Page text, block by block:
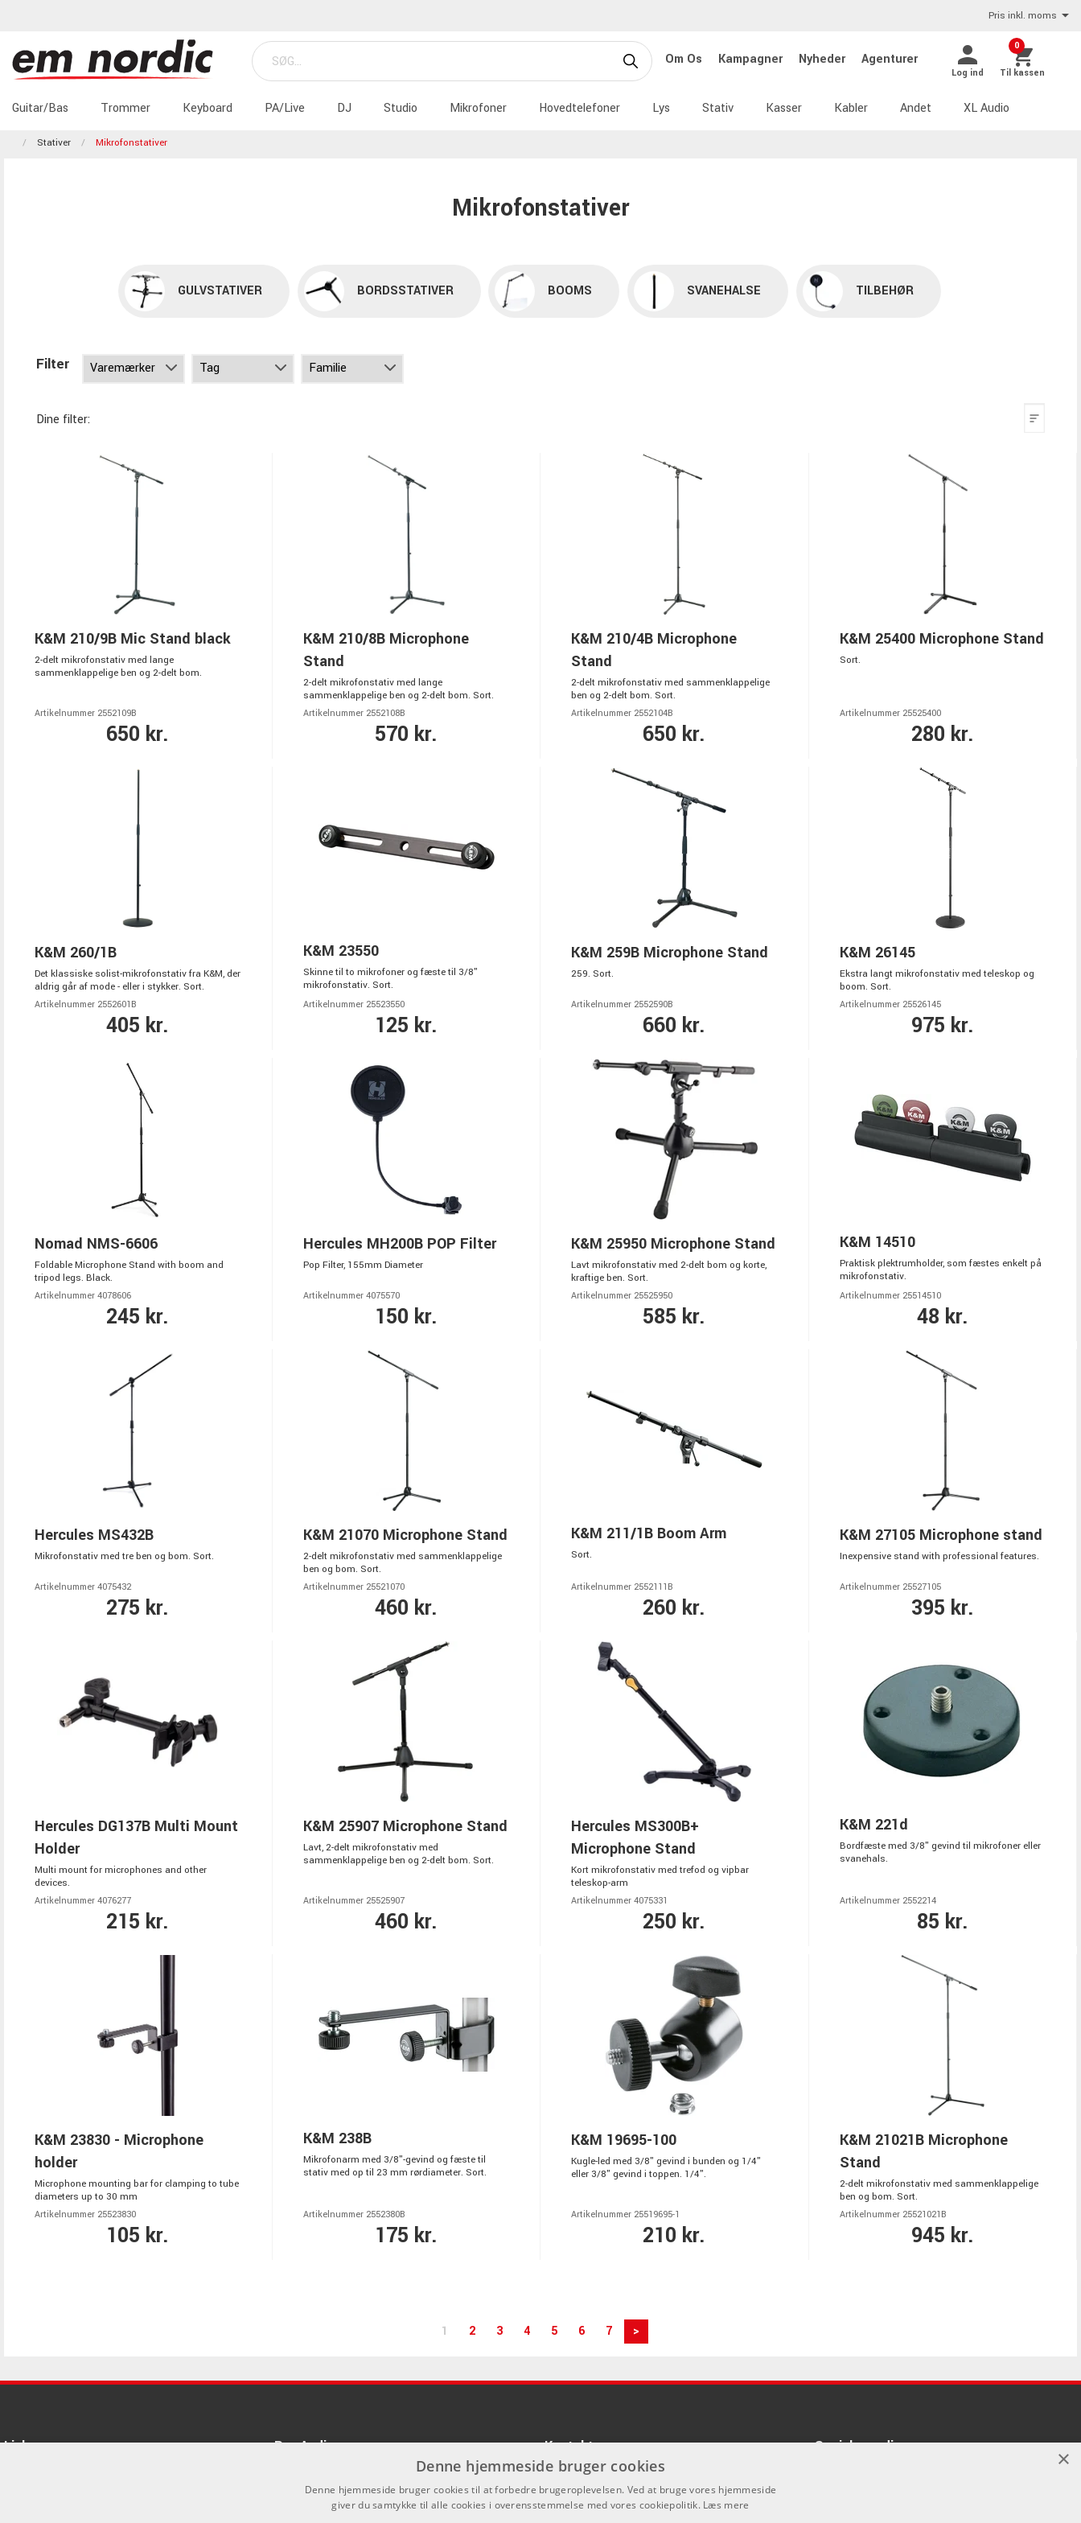
Pris inkl. moms
Om Os Kampagner Nyheder Agenturer
Log ind
0
Til kassen
Guitar/Bas Trommer Keyboard PA/Live DJ Studio Mikrofoner Hovedtelefoner Lys Stativ Kasser Kabler Andet XL Audio
Stativer Mikrofonstativer
Mikrofonstativer
GULVSTATIVER BORDSSTATIVER BOOMS SVANEHALSE TILBEHØR
Filter
Dine filter:
K&M 210/9B Mic Stand black
2-delt mikrofonstativ med lange
sammenklappelige ben og 2-delt bom.
Artikelnummer 2552109B
650 kr.
K&M 210/8B Microphone
Stand
2-delt mikrofonstativ med lange
sammenklappelige ben og 2-delt bom. Sort.
Artikelnummer 2552108B
570 kr.
K&M 210/4B Microphone
Stand
2-delt mikrofonstativ med sammenklappelige
ben og 2-delt bom. Sort.
Artikelnummer 2552104B
650 kr.
K&M 25400 Microphone Stand
Sort.
Artikelnummer 25525400
280 kr.
K&M 260/1B
Det klassiske solist-mikrofonstativ fra K&M, der
aldrig går af mode - eller i stykker. Sort.
Artikelnummer 2552601B
405 kr.
K&M 23550
Skinne til to mikrofoner og fæste til 3/8"
mikrofonstativ. Sort.
Artikelnummer 25523550
125 kr.
K&M 259B Microphone Stand
259. Sort.
Artikelnummer 2552590B
660 kr.
K&M 26145
Ekstra langt mikrofonstativ med teleskop og
boom. Sort.
Artikelnummer 25526145
975 kr.
Nomad NMS-6606
Foldable Microphone Stand with boom and
tripod legs. Black.
Artikelnummer 4078606
245 kr.
Hercules MH200B POP Filter
Pop Filter, 155mm Diameter
Artikelnummer 4075570
150 kr.
K&M 25950 Microphone Stand
Lavt mikrofonstativ med 2-delt bom og korte,
kraftige ben. Sort.
Artikelnummer 25525950
585 kr.
K&M 14510
Praktisk plektrumholder, som fæstes enkelt på
mikrofonstativ.
Artikelnummer 25514510
48 kr.
Hercules MS432B
Mikrofonstativ med tre ben og bom. Sort.
Artikelnummer 4075432
275 kr.
K&M 21070 Microphone Stand
2-delt mikrofonstativ med sammenklappelige
ben og bom. Sort.
Artikelnummer 25521070
460 kr.
K&M 211/1B Boom Arm
Sort.
Artikelnummer 2552111B
260 kr.
K&M 27105 Microphone stand
Inexpensive stand with professional features.
Artikelnummer 25527105
395 kr.
Hercules DG137B Multi Mount
Holder
Multi mount for microphones and other
devices.
Artikelnummer 4076277
215 kr.
K&M 25907 Microphone Stand
Lavt, 2-delt mikrofonstativ med
sammenklappelige ben og 2-delt bom. Sort.
Artikelnummer 25525907
460 kr.
Hercules MS300B+
Microphone Stand
Kort mikrofonstativ med trefod og vipbar
teleskop-arm
Artikelnummer 4075331
250 kr.
K&M 221d
Bordfæste med 3/8" gevind til mikrofoner eller
svanehals.
Artikelnummer 2552214
85 kr.
K&M 23830 - Microphone
holder
Microphone mounting bar for clamping to tube
diameters up to 30 mm
Artikelnummer 25523830
105 kr.
K&M 238B
Mikrofonarm med 3/8"-gevind og fæste til
stativ med op til 23 mm rørdiameter. Sort.
Artikelnummer 2552380B
175 kr.
K&M 19695-100
Kugle-led med 3/8" gevind i bunden og 1/4"
eller 3/8" gevind i toppen. 1/4".
Artikelnummer 25519695-1
210 kr.
K&M 21021B Microphone
Stand
2-delt mikrofonstativ med sammenklappelige
ben og bom. Sort.
Artikelnummer 25521021B
945 kr.
1 2 3 4 5 6 7 >
Links Pro Audio Kontakt
Som privatperson kan du ikke købe på denne
hjemmeside, alt salg foregår gennem vores forhandlere.
Sociale medier ×
Denne hjemmeside bruger cookies
Denne hjemmeside bruger cookies til at forbedre brugeroplevelsen. Ved at bruge vores hjemmeside
giver du samtykke til alle cookies i overensstemmelse med vores cookiepolitik. Læs mere